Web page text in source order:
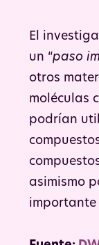
El
un “paso
otros
moléculas
podrían
asimismo
importante